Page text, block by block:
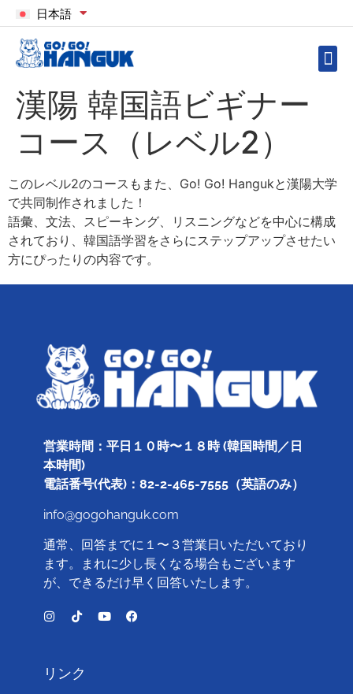
日本語
漢陽 韓国語ビギナー
コース（レベル2）
このレベル2のコースもまた、Go! Go! Hangukと漢陽大学
で共同制作されました！
語彙、文法、スピーキング、リスニングなどを中心に構成
されており、韓国語学習をさらにステップアップさせたい
方にぴったりの内容です。
営業時間：平日１０時〜１８時 (韓国時間／日
本時間)
電話番号(代表)：82-2-465-7555（英語のみ）
info@gogohanguk.com
通常、回答までに１〜３営業日いただいており
ます。まれに少し長くなる場合もございます
が、できるだけ早く回答いたします。
リンク